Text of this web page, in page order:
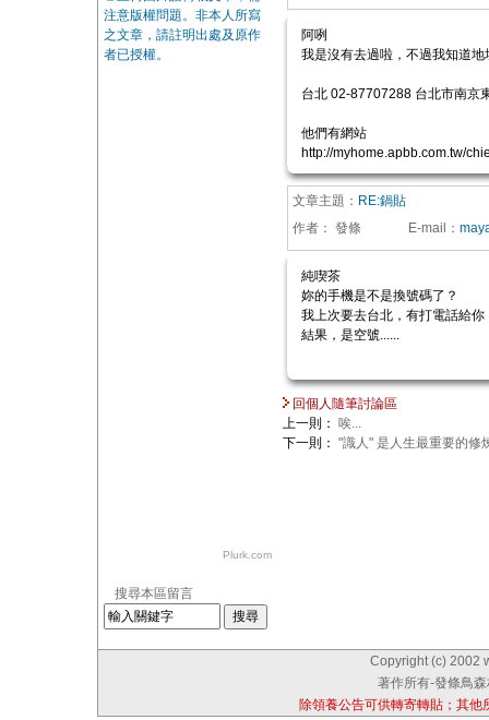
注意版權問題。非本人所寫
之文章，請註明出處及原作
者已授權。
Plurk.com
搜尋本區留言
阿咧
我是沒有去過啦，不過我知道地
台北 02-87707288 台北市南京
他們有網站
http://myhome.apbb.com.tw/
文章主題： RE:鍋貼
作者： 發條 E-mail ：
純喫茶
妳的手機是不是換號碼了？
我上次要去台北，有打電話給
結果，是空號......
回個人隨筆討論區
上一則： 唉...
下一則： "識人" 是人生最重要的修
Copyright (c) 2002
著作所有-發條鳥
除領養公告可供轉寄轉貼；其